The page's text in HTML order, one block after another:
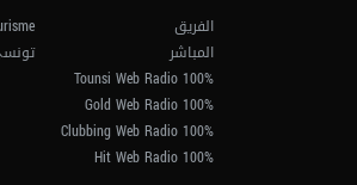
الفريق
المباشر
100% Tounsi Web Radio
100% Gold Web Radio
100% Clubbing Web Radio
100% Hit Web Radio